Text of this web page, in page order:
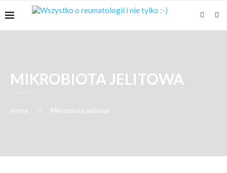
MIKROBIOTA JELITOWA
Home Mikrobiota jelitowa